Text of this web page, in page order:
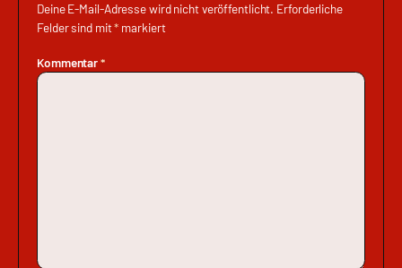
Deine E-Mail-Adresse wird nicht veröffentlicht. Erforderliche
Felder sind mit* markiert
Kommentar*